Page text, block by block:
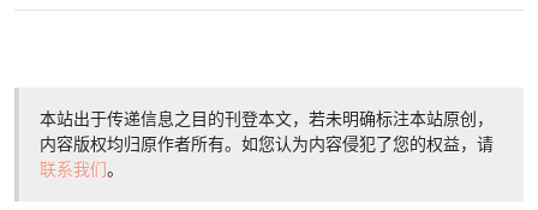
本站出于传递信息之目的刊登本文，若未明确标注本站原创，
内容版权均归原作者所有。如您认为内容侵犯了您的权益，请
联系我们。